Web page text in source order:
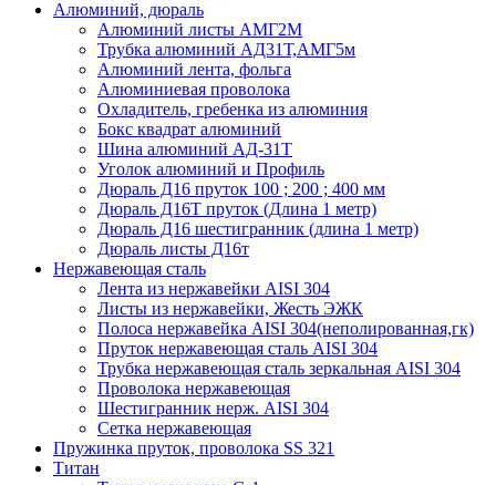
Алюминий, дюраль
Алюминий листы АМГ2М
Трубка алюминий АД31Т,АМГ5м
Алюминий лента, фольга
Алюминиевая проволока
Охладитель, гребенка из алюминия
Бокс квадрат алюминий
Шина алюминий АД-31Т
Уголок алюминий и Профиль
Дюраль Д16 пруток 100 ; 200 ; 400 мм
Дюраль Д16Т пруток (Длина 1 метр)
Дюраль Д16 шестигранник (длина 1 метр)
Дюраль листы Д16т
Нержавеющая сталь
Лента из нержавейки AISI 304
Листы из нержавейки, Жесть ЭЖК
Полоса нержавейка АISI 304(неполированная,гк)
Пруток нержавеющая сталь AISI 304
Трубка нержавеющая сталь зеркальная AISI 304
Проволока нержавеющая
Шестигранник нерж. AISI 304
Сетка нержавеющая
Пружинка пруток, проволока SS 321
Титан